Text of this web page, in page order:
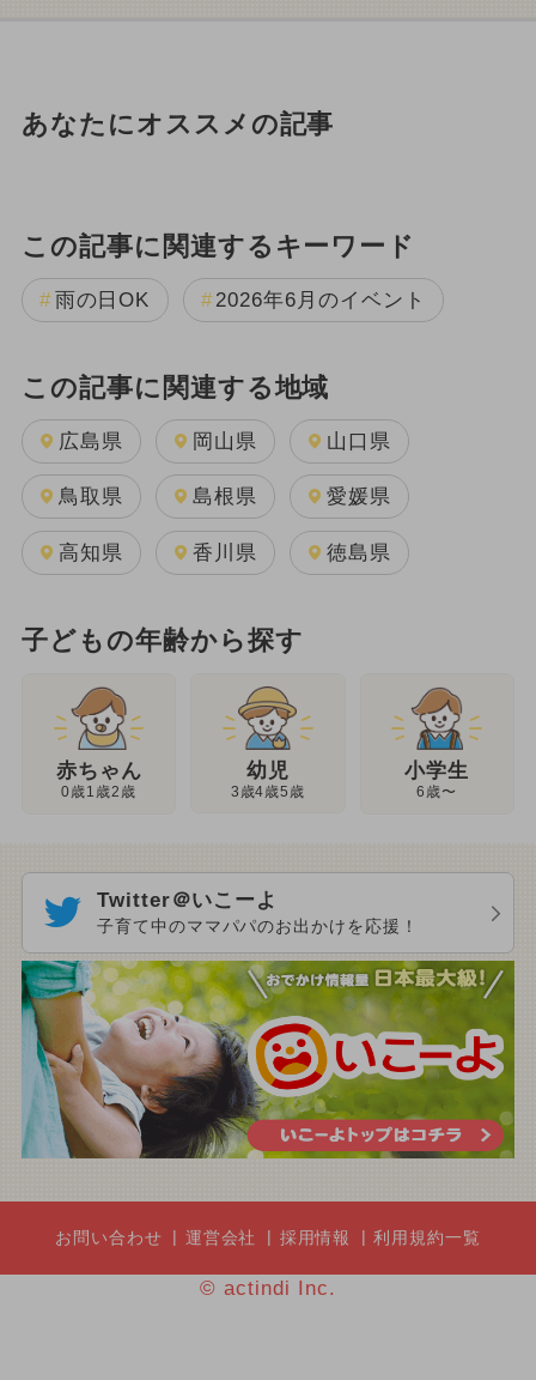
あなたにオススメの記事
この記事に関連するキーワード
雨の日OK 2026年6月のイベント
この記事に関連する地域
広島県 岡山県 山口県
鳥取県 島根県 愛媛県
高知県 香川県 徳島県
子どもの年齢から探す
赤ちゃん
0歳1歳2歳
幼児
3歳4歳5歳
小学生
6歳〜
Twitter＠いこーよ
子育て中のママパパのお出かけを応援！
お問い合わせ 運営会社 採用情報 利用規約一覧
© actindi Inc.